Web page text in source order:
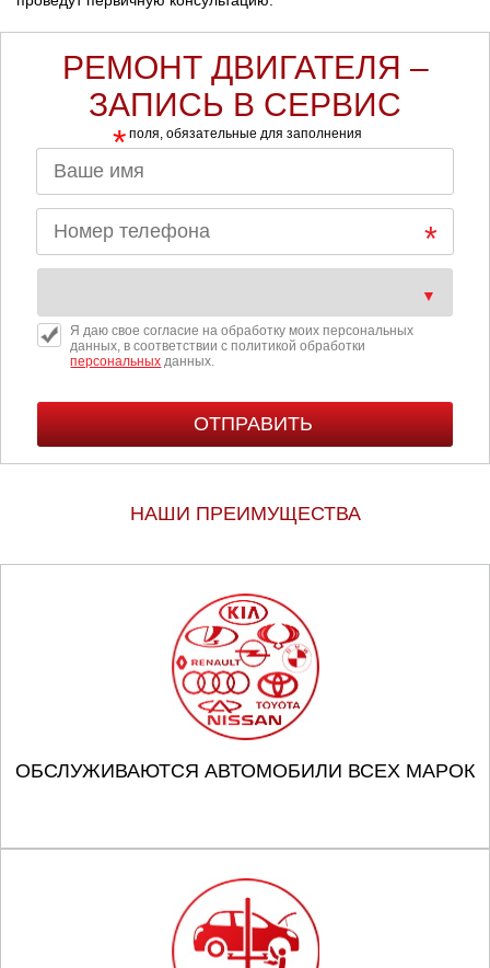
РЕМОНТ ДВИГАТЕЛЯ –
ЗАПИСЬ В СЕРВИС
* поля, обязательные для заполнения
Я даю свое согласие на обработку моих персональных
данных, в соответствии с политикой обработки
персональных данных.
НАШИ ПРЕИМУЩЕСТВА
ОБСЛУЖИВАЮТСЯ АВТОМОБИЛИ ВСЕХ МАРОК